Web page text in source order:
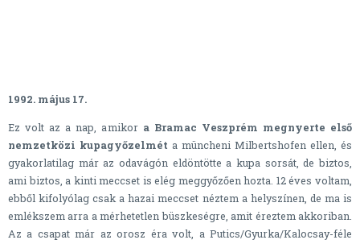
1992. május 17.
Ez volt az a nap, amikora Bramac Veszprém megnyerte első
nemzetközi kupagyőzelmét a müncheni Milbertshofen ellen, és
gyakorlatilag már az odavágón eldöntötte a kupa sorsát, de biztos,
ami biztos, a kinti meccset is elég meggyőzően hozta. 12 éves voltam,
ebből kifolyólag csak a hazai meccset néztem a helyszínen, de ma is
emlékszem arra a mérhetetlen büszkeségre, amit éreztem akkoriban.
Az a csapat már az orosz éra volt, a Putics/Gyurka/Kalocsay-féle